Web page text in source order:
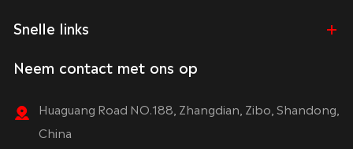
Snelle links
Neem contact met ons op
Huaguang Road NO.188, Zhangdian, Zibo, Shandong,
China